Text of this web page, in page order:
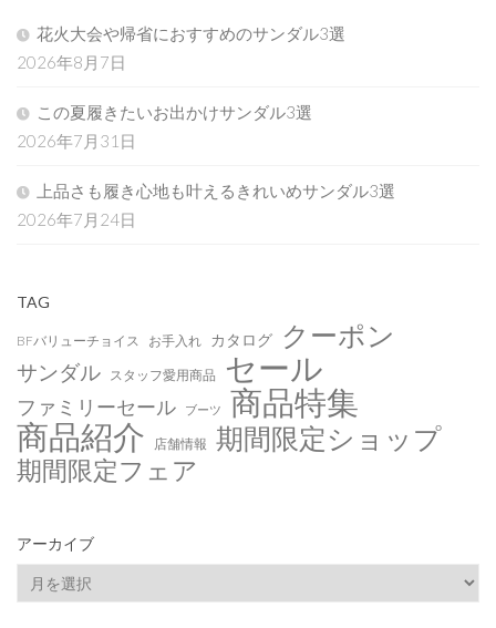
花火大会や帰省におすすめのサンダル3選
2026年8月7日
この夏履きたいお出かけサンダル3選
2026年7月31日
上品さも履き心地も叶えるきれいめサンダル3選
2026年7月24日
TAG
BFバリューチョイス お手入れ カタログ クーポン
サンダル スタッフ愛用商品 セール
ファミリーセール ブーツ 商品特集
商品紹介 店舗情報 期間限定ショップ
期間限定フェア
アーカイブ
ー